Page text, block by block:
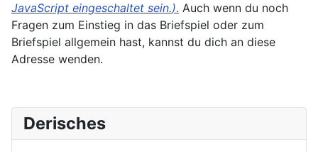
Derisches
JavaScript eingeschaltet sein.). Auch wenn du noch
Fragen zum Einstieg in das Briefspiel oder zum
Briefspiel allgemein hast, kannst du dich an diese
Adresse wenden.